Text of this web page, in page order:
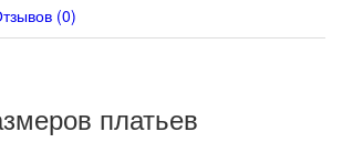
(0)
платьев